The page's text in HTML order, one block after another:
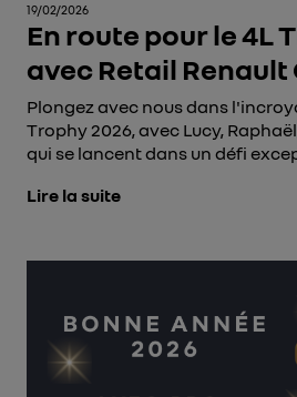
19/02/2026
En route pour le 4L
avec Retail Renault
Plongez avec nous dans
Trophy 2026, avec Lucy,
qui se lancent dans un défi
Lire la suite